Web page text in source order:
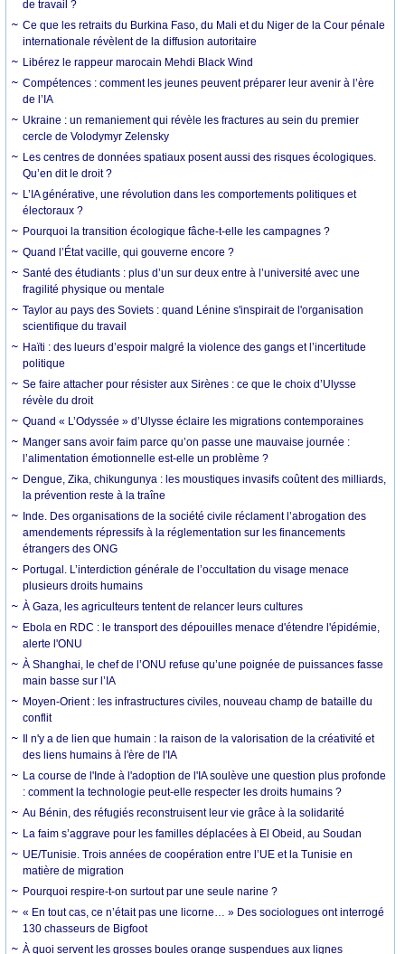
de travail ?
Ce que les retraits du Burkina Faso, du Mali et du Niger de la Cour pénale
internationale révèlent de la diffusion autoritaire
Libérez le rappeur marocain Mehdi Black Wind
Compétences : comment les jeunes peuvent préparer leur avenir à l’ère
de l’IA
Ukraine : un remaniement qui révèle les fractures au sein du premier
cercle de Volodymyr Zelensky
Les centres de données spatiaux posent aussi des risques écologiques.
Qu’en dit le droit ?
L’IA générative, une révolution dans les comportements politiques et
électoraux ?
Pourquoi la transition écologique fâche-t-elle les campagnes ?
Quand l’État vacille, qui gouverne encore ?
Santé des étudiants : plus d’un sur deux entre à l’université avec une
fragilité physique ou mentale
Taylor au pays des Soviets : quand Lénine s'inspirait de l'organisation
scientifique du travail
Haïti : des lueurs d’espoir malgré la violence des gangs et l’incertitude
politique
Se faire attacher pour résister aux Sirènes : ce que le choix d’Ulysse
révèle du droit
Quand « L’Odyssée » d’Ulysse éclaire les migrations contemporaines
Manger sans avoir faim parce qu’on passe une mauvaise journée :
l’alimentation émotionnelle est-elle un problème ?
Dengue, Zika, chikungunya : les moustiques invasifs coûtent des milliards,
la prévention reste à la traîne
Inde. Des organisations de la société civile réclament l’abrogation des
amendements répressifs à la réglementation sur les financements
étrangers des ONG
Portugal. L’interdiction générale de l’occultation du visage menace
plusieurs droits humains
À Gaza, les agriculteurs tentent de relancer leurs cultures
Ebola en RDC : le transport des dépouilles menace d'étendre l'épidémie,
alerte l'ONU
À Shanghai, le chef de l’ONU refuse qu’une poignée de puissances fasse
main basse sur l’IA
Moyen-Orient : les infrastructures civiles, nouveau champ de bataille du
conflit
Il n'y a de lien que humain : la raison de la valorisation de la créativité et
des liens humains à l'ère de l'IA
La course de l'Inde à l'adoption de l'IA soulève une question plus profonde
: comment la technologie peut-elle respecter les droits humains ?
Au Bénin, des réfugiés reconstruisent leur vie grâce à la solidarité
La faim s’aggrave pour les familles déplacées à El Obeid, au Soudan
UE/Tunisie. Trois années de coopération entre l’UE et la Tunisie en
matière de migration
Pourquoi respire-t-on surtout par une seule narine ?
« En tout cas, ce n’était pas une licorne… » Des sociologues ont interrogé
130 chasseurs de Bigfoot
À quoi servent les grosses boules orange suspendues aux lignes